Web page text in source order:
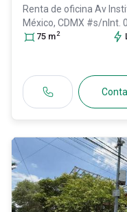
Renta de oficina Av
México, CDMX #s/nInt.
Madero, DF / CDMX ,
75 m2